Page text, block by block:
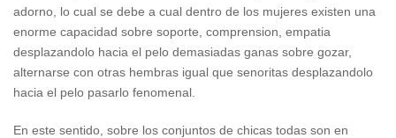
adorno, lo cual se debe a cual dentro de los mujeres existen una
enorme capacidad sobre soporte, comprension, empatia
desplazandolo hacia el pelo demasiadas ganas sobre gozar,
alternarse con otras hembras igual que senoritas desplazandolo
hacia el pelo pasarlo fenomenal.
En este sentido, sobre los conjuntos de chicas todas son en